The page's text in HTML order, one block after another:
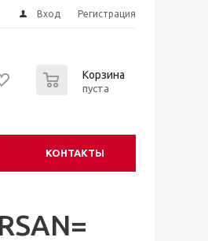
Вход Регистрация
Корзина
пуста
КОНТАКТЫ